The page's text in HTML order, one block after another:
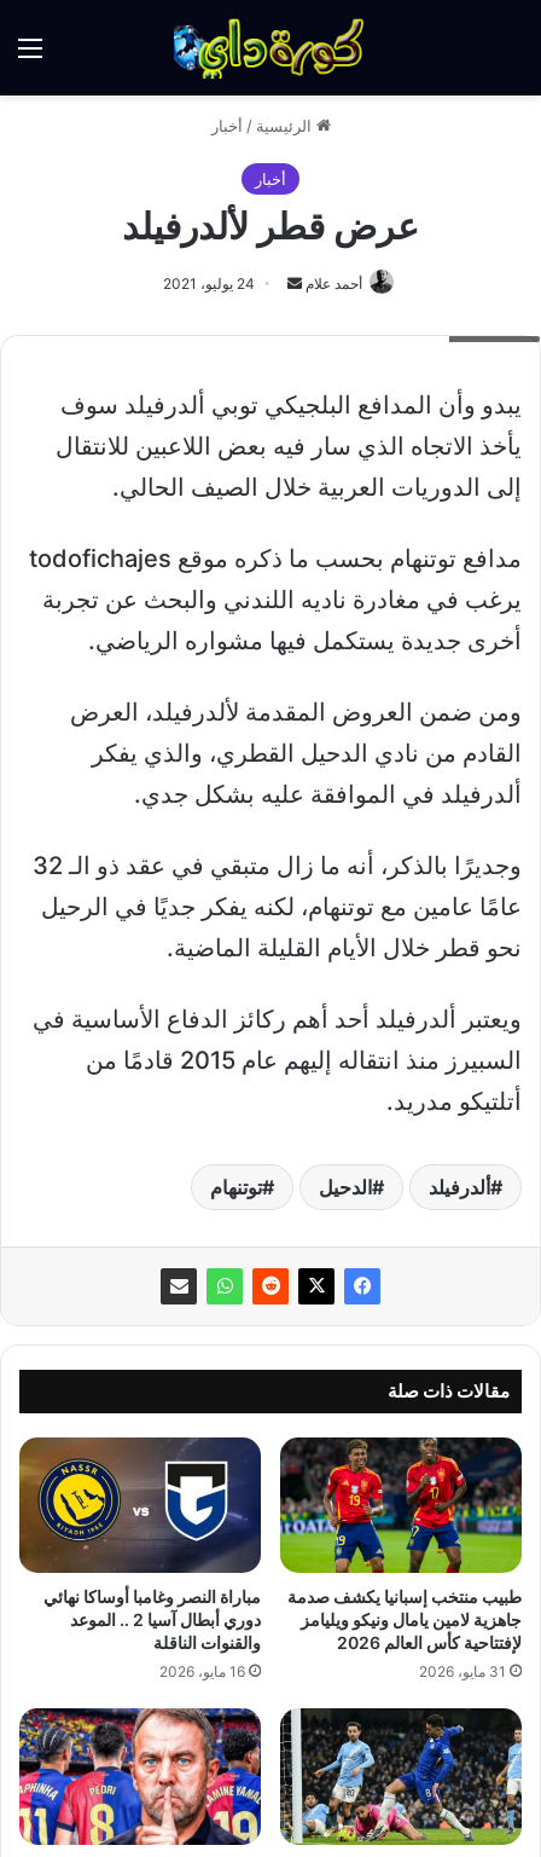
الرئيسية / أخبار
أخبار
عرض قطر لألدرفيلد
أحمد علام
أرسل
إلكترونيا
24 يوليو، 2021
يبدو وأن المدافع البلجيكي توبي ألدرفيلد سوف
يأخذ الاتجاه الذي سار فيه بعض اللاعبين للانتقال
إلى الدوريات العربية خلال الصيف الحالي.
مدافع توتنهام بحسب ما ذكره موقع todofichajes
يرغب في مغادرة ناديه اللندني والبحث عن تجربة
أخرى جديدة يستكمل فيها مشواره الرياضي.
ومن ضمن العروض المقدمة لألدرفيلد، العرض
القادم من نادي الدحيل القطري، والذي يفكر
ألدرفيلد في الموافقة عليه بشكل جدي.
وجديرًا بالذكر، أنه ما زال متبقي في عقد ذو الـ 32
عامًا عامين مع توتنهام، لكنه يفكر جديًا في الرحيل
نحو قطر خلال الأيام القليلة الماضية.
ويعتبر ألدرفيلد أحد أهم ركائز الدفاع الأساسية في
السبيرز منذ انتقاله إليهم عام 2015 قادمًا من
أتلتيكو مدريد.
ألدرفيلد الدحيل توتنهام
مقالات ذات صلة
طبيب منتخب إسبانيا يكشف صدمة
جاهزية لامين يامال ونيكو ويليامز
لإفتتاحية كأس العالم 2026
31 مايو، 2026
مباراة النصر وغامبا أوساكا نهائي
دوري أبطال آسيا 2 .. الموعد
والقنوات الناقلة
16 مايو، 2026